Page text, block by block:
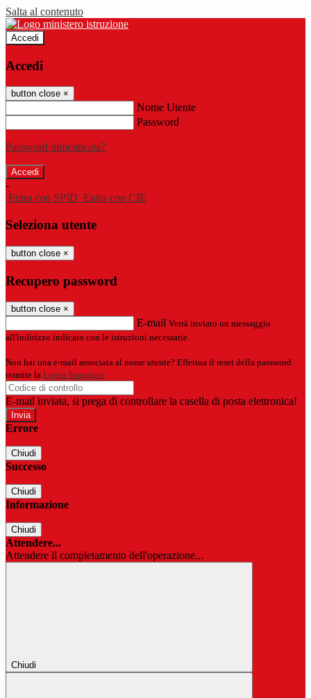
Salta al contenuto
Accedi
Accedi
button close ×
Nome Utente
Password
Password dimenticata?
-
Entra con SPID Entra con CIE
Seleziona utente
button close ×
Recupero password
button close ×
E-mail Verrà inviato un messaggio
all'indirizzo indicato con le istruzioni necessarie.
Non hai una e-mail associata al nome utente? Effettua il reset della password
tramite la Login Spaggiari
E-mail inviata, si prega di controllare la casella di posta elettronica!
Errore
Chiudi
Successo
Chiudi
Informazione
Chiudi
Attendere...
Attendere il completamento dell'operazione...
Chiudi